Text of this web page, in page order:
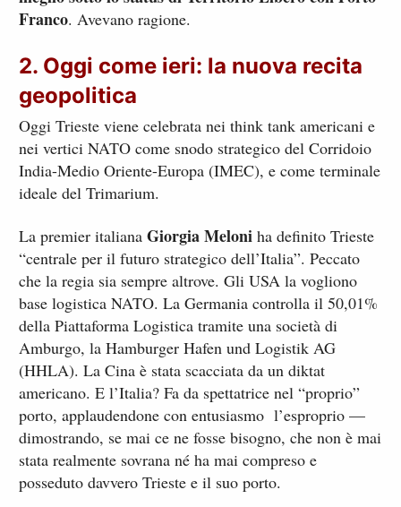
Franco. Avevano ragione.
2. Oggi come ieri: la nuova recita
geopolitica
Oggi Trieste viene celebrata nei think tank americani e
nei vertici NATO come snodo strategico del Corridoio
India-Medio Oriente-Europa (IMEC), e come terminale
ideale del Trimarium.
La premier italianaGiorgia Meloni ha definito Trieste
“centrale per il futuro strategico dell’Italia”. Peccato
che la regia sia sempre altrove. Gli USA la vogliono
base logistica NATO. La Germania controlla il 50,01%
della Piattaforma Logistica tramite una società di
Amburgo, la Hamburger Hafen und Logistik AG
(HHLA). La Cina è stata scacciata da un diktat
americano. E l’Italia? Fa da spettatrice nel “proprio”
porto, applaudendone con entusiasmo l’esproprio —
dimostrando, se mai ce ne fosse bisogno, che non è mai
stata realmente sovrana né ha mai compreso e
posseduto davvero Trieste e il suo porto.